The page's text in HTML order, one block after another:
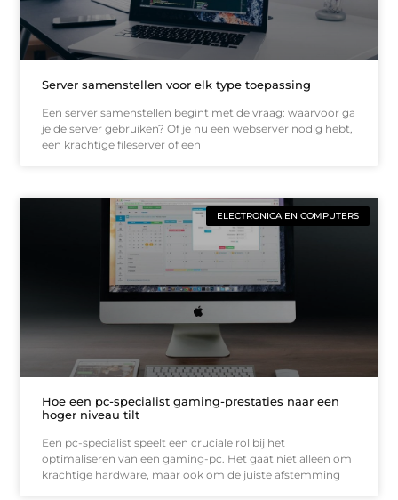
Server samenstellen voor elk type toepassing
Een server samenstellen begint met de vraag: waarvoor ga
je de server gebruiken? Of je nu een webserver nodig hebt,
een krachtige fileserver of een
ELECTRONICA EN COMPUTERS
Hoe een pc-specialist gaming-prestaties naar een
hoger niveau tilt
Een pc-specialist speelt een cruciale rol bij het
optimaliseren van een gaming-pc. Het gaat niet alleen om
krachtige hardware, maar ook om de juiste afstemming